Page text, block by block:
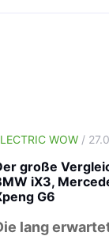
WOW/
große
iX3,
G6
lang